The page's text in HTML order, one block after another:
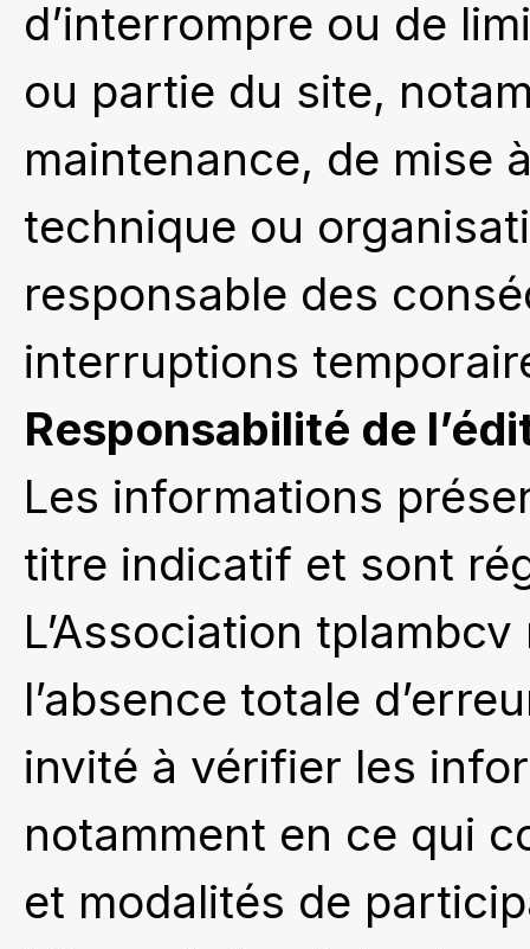
d’interrompre ou de
ou partie du site,
maintenance, de mise
technique ou
responsable des
interruptions
Responsabilité de
Les informations
titre indicatif et sont
L’Association
l’absence totale
invité à vérifier les
notamment en ce qui
et modalités de